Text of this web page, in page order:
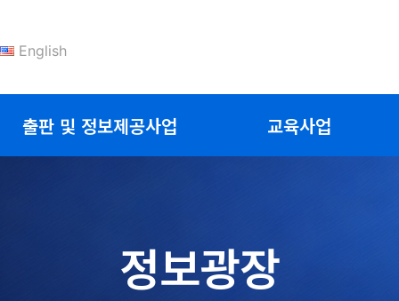
English
출판 및 정보제공사업 교육사업
정보광장